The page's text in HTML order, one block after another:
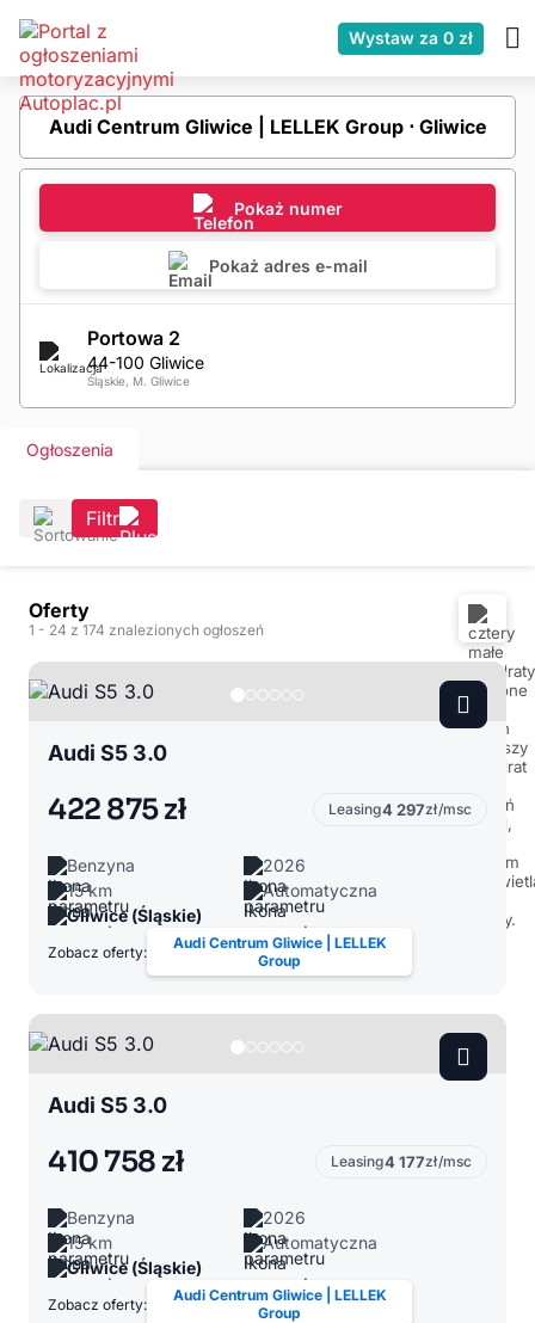
Wystaw za 0 zł
Audi Centrum Gliwice | LELLEK Group ⋅ Gliwice
Pokaż numer
Pokaż adres e-mail
Portowa 2
44-100 Gliwice
Śląskie, M. Gliwice
Ogłoszenia
Filtr
Oferty
1 - 24 z 174 znalezionych ogłoszeń
Audi S5 3.0
422 875 zł Leasing4 297zł/msc
Benzyna
2026
15 km
Automatyczna
Gliwice (Śląskie)
Zobacz oferty:
Audi Centrum Gliwice | LELLEK
Group
Audi S5 3.0
410 758 zł Leasing4 177zł/msc
Benzyna
2026
15 km
Automatyczna
Gliwice (Śląskie)
Zobacz oferty:
Audi Centrum Gliwice | LELLEK
Group